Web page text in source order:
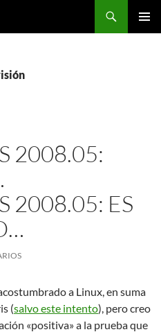
2008.05:
2008.05: ES
a Linux, en suma
(salvo este intento), pero creo
«positiva» a la prueba que